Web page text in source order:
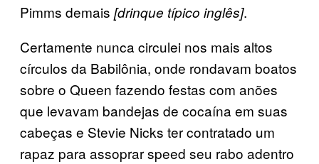
Pimms demais [drinque típico inglês].
Certamente nunca circulei nos mais altos
círculos da Babilônia, onde rondavam boatos
sobre o Queen fazendo festas com anões
que levavam bandejas de cocaína em suas
cabeças e Stevie Nicks ter contratado um
rapaz para assoprar speed seu rabo adentro